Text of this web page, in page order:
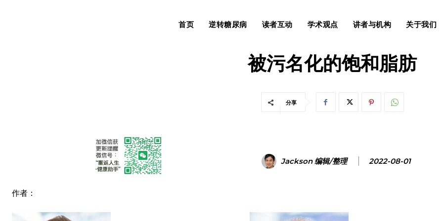
首页 逆转糖尿病 读者互动 学术观点 讲者与机构 关于我们
被污名化的饱和脂肪
分享
Jackson 编辑/整理 2022-08-01
作者：